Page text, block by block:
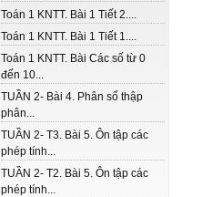
Toán 1 KNTT. Bài 1 Tiết 2....
Toán 1 KNTT. Bài 1 Tiết 1....
Toán 1 KNTT. Bài Các số từ 0
đến 10...
TUẦN 2- Bài 4. Phân số thập
phân...
TUẦN 2- T3. Bài 5. Ôn tập các
phép tính...
TUẦN 2- T2. Bài 5. Ôn tập các
phép tính...